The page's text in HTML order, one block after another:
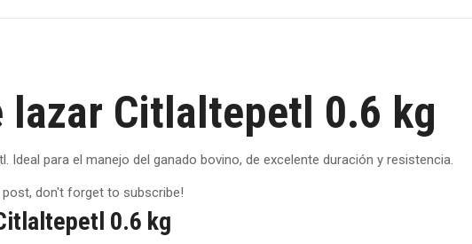
lazar Citlaltepetl 0.6 kg
Ideal para el manejo del ganado bovino, de excelente duración y resistencia.
don't forget to subscribe!
0.6 kg